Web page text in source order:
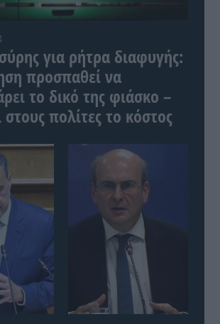
για ρήτρα διαφυγής:
προσπαθεί να
το δικό της φιάσκο –
πολίτες το κόστος